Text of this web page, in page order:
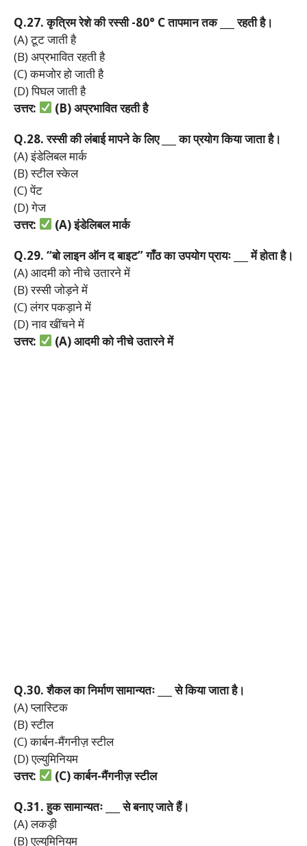
Q.27.कृत्रिमरेशेकीरस्सी -80° Cतापमानतक ___रहतीहै।
(A) टूट जाती है
(B) अप्रभावित रहती है
(C) कमजोर हो जाती है
(D) पिघल जाती है
उत्तर:
(B)अप्रभावितरहतीहै
Q.28.रस्सीकीलंबाईमापनेकेलिए ___काप्रयोगकियाजाताहै।
(A) इंडेलिबल मार्क
(B) स्टील स्केल
(C) पेंट
(D) गेज
उत्तर:
(A)इंडेलिबलमार्क
Q.29. “बोलाइनऑनदबाइट”गाँठकाउपयोगप्रायः ___मेंहोताहै।
(A) आदमी को नीचे उतारने में
(B) रस्सी जोड़ने में
(C) लंगर पकड़ाने में
(D) नाव खींचने में
उत्तर:
(A)आदमीकोनीचेउतारनेमें
Q.30.शैकलकानिर्माणसामान्यतः ___सेकियाजाताहै।
(A) प्लास्टिक
(B) स्टील
(C) कार्बन-मैंगनीज़ स्टील
(D) एल्युमिनियम
उत्तर:
(C)कार्बन-मैंगनीज़स्टील
Q.31.हुकसामान्यतः ___सेबनाएजातेहैं।
(A) लकड़ी
(B) एल्युमिनियम